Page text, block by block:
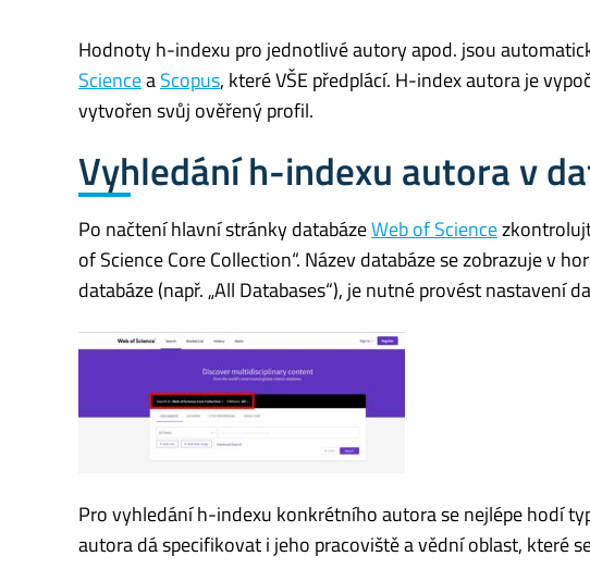
Hodnoty h-indexu pro jednotlivé autory apod. jsou
ScienceaScopus, které VŠE předplácí. H-index autora je
vytvořen svůj ověřený profil.
Vyhledání h-indexu autora v
Po načtení hlavní stránky databázeWeb of Science
of Science Core Collection“. Název databáze se zobrazuje v
databáze (např. „All Databases“), je nutné provést nastavení
Pro vyhledání h-indexu konkrétního autora se nejlépe hodí
autora dá specifikovat i jeho pracoviště a vědní oblast, které